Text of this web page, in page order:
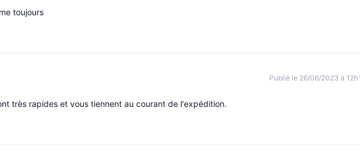
toujours
Publié le 26/06/2023 à
très rapides et vous tiennent au courant de l'expédition.